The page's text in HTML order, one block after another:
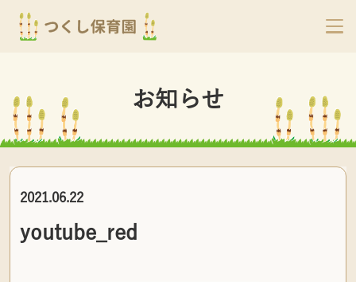
お知らせ
2021.06.22
youtube_red